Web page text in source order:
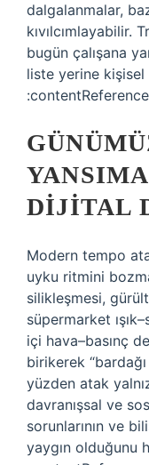
dalgalanmalar,
kıvılcımlayabilir.
bugün çalışana
liste yerine
DIJITAL
Modern tempo
uyku ritmini
silikleşmesi,
süpermarket
içi hava–basınç
birikerek
yüzden atak
davranışsal ve
sorunlarının ve
yaygın olduğunu